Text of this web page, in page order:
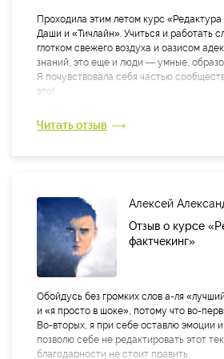
Проходила этим летом курс «Редактура
Даши и «Тичлайн». Учиться и работать
глотком свежего воздуха и оазисом
знаний, это еще и люди — умные,
Я почувствовала себя частью
это!
Курс мне понравился. Я могу его с
дорогих товаров, и чуть не «повелась»
прослушивала лекцию, где ты говорила
паранойе. Что-то саднило, потом я
часу ночи. А с утра перепроверила
деза могла стоить мне денег.
Понравилось, что вся редакторская
мелочей, без прыжков «от крупного к
глобальные вещи освоить легко и учить
практике остаешься один на один со
на мелочах. Вот эти мелочи не
Читать отзыв
Алексей
Отзыв о курсе
фактчекинг»
Обойдусь без громких слов а-ля
и «я просто в шоке», потому что во-
Во-вторых, я при себе оставлю эмоции и
позволю себе не редактировать этот
благодарности не стоит править.